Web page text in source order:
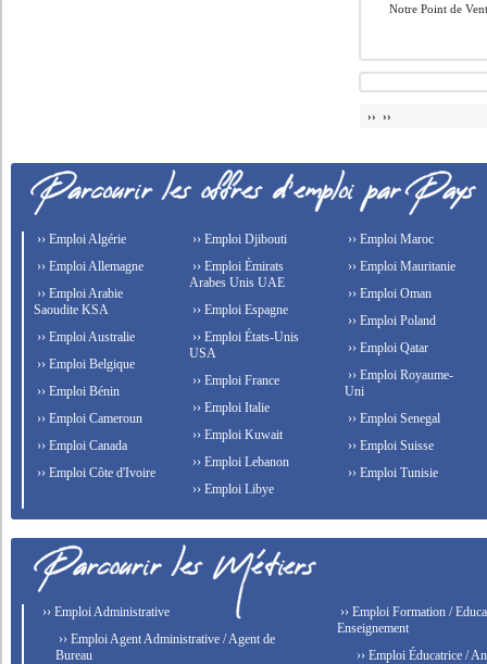
Notre Point de
›› ››
›› Emploi Algérie
›› Emploi Allemagne
›› Emploi Arabie
Saoudite KSA
›› Emploi Australie
›› Emploi Belgique
›› Emploi Bénin
›› Emploi Cameroun
›› Emploi Canada
›› Emploi Côte d'Ivoire
›› Emploi Djibouti
›› Emploi Émirats
Arabes Unis UAE
›› Emploi Espagne
›› Emploi États-Unis
USA
›› Emploi France
›› Emploi Italie
›› Emploi Kuwait
›› Emploi Lebanon
›› Emploi Libye
›› Emploi Maroc
›› Emploi Mauritanie
›› Emploi Oman
›› Emploi Poland
›› Emploi Qatar
›› Emploi Royaume-
Uni
›› Emploi Senegal
›› Emploi Suisse
›› Emploi Tunisie
›› Emploi Administrative
›› Emploi Agent Administrative / Agent de
Bureau
›› Emploi Formation /
Enseignement
›› Emploi Éducatrice /